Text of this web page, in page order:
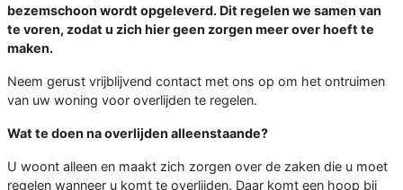
bezemschoon wordt opgeleverd. Dit regelen we samen van
te voren, zodat u zich hier geen zorgen meer over hoeft te
maken.
Neem gerust vrijblijvend contact met ons op om het ontruimen
van uw woning voor overlijden te regelen.
Wat te doen na overlijden alleenstaande?
U woont alleen en maakt zich zorgen over de zaken die u moet
regelen wanneer u komt te overlijden. Daar komt een hoop bij